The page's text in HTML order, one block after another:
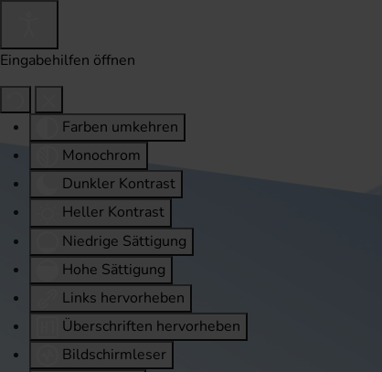
Eingabehilfen öffnen
Farben umkehren
Monochrom
Dunkler Kontrast
Heller Kontrast
Niedrige Sättigung
Hohe Sättigung
Links hervorheben
Überschriften hervorheben
Bildschirmleser